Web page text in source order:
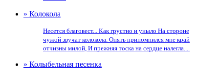
» Колокола
Несется благовест... Как грустно и уныло На стороне
чужой звучат колокола. Опять припомнился мне край
отчизны милой, И прежняя тоска на сердце налегла....
» Колыбельная песенка